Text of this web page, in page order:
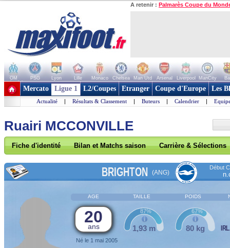
A retenir : Palmarès Coupe du
OM PSG Lyon Lille Monaco Chelsea Man Utd Arsenal Liverpool ManCity
+ de clubs
Mercato Ligue 1 L2/Coupes Etranger Coupe d'Europe Les
Actualité | Résultats & Classement | Buteurs | Calendrier |
Ruairi MCCONVILLE
Fiche d'identité Bilan et Matchs saison Carrière & Sélections
BRIGHTON (ANG)
Début
AGE TAILLE POIDS
20
ans
Né le 1 mai 2005
1,93 m
87%
80 kg
67%